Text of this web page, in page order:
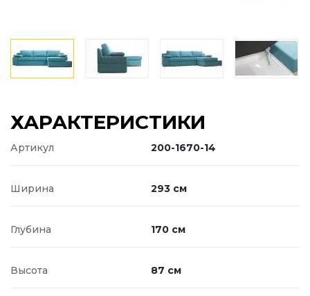
ХАРАКТЕРИСТИКИ
Артикул 200-1670-14
Ширина 293 см
Глубина 170 см
Высота 87 см